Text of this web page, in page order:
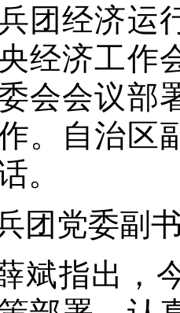
团经济运
经济工作
会会议部
。自治区
。
团党委副
斌指出，